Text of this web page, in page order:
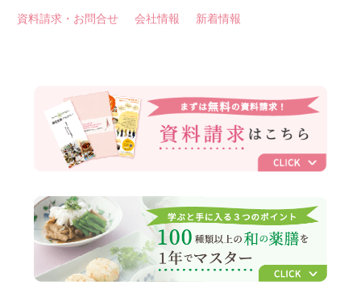
資料請求・お問合せ 会社情報 新着情報